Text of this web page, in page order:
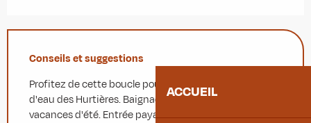
ACCUEIL
Conseils et suggestions
Profitez de cette boucle pour vous arrêter au plan
d'eau des Hurtières. Baignade surveillée pendant les
vacances d'été. Entrée payante.